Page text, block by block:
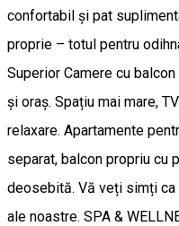
confortabil și pat
proprie – totul pentru
Superior Camere cu
și oraș. Spațiu mai mare,
relaxare. Apartamente
separat, balcon propriu cu
deosebită. Vă veți simți
ale noastre. SPA &